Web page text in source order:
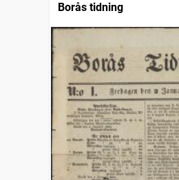
Borås tidning